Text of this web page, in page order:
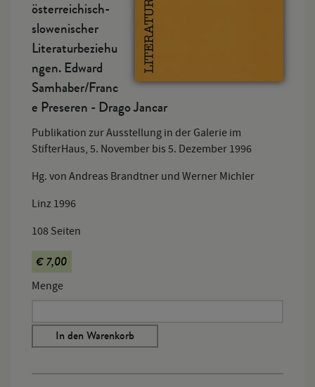
österreichisch-
slowenischer
Literaturbeziehu
ngen. Edward
Samhaber/Franc
e Preseren - Drago Jancar
Publikation zur Ausstellung in der Galerie im
StifterHaus, 5. November bis 5. Dezember 1996
Hg. von Andreas Brandtner und Werner Michler
Linz 1996
108 Seiten
€ 7,00
Menge
In den Warenkorb